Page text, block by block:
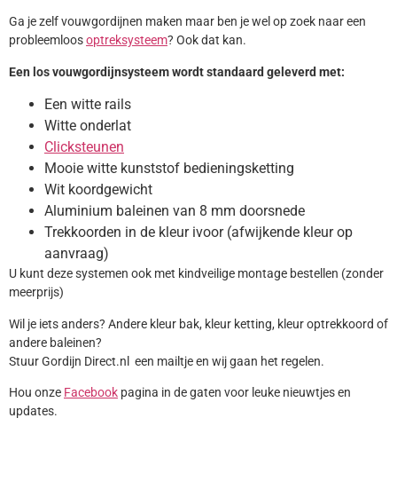
Ga je zelf vouwgordijnen maken maar ben je wel op zoek naar een
probleemloosoptreksysteem? Ook dat kan.
Een los vouwgordijnsysteem wordt standaard geleverd met:
Een witte rails
Witte onderlat
Clicksteunen
Mooie witte kunststof bedieningsketting
Wit koordgewicht
Aluminium baleinen van 8 mm doorsnede
Trekkoorden in de kleur ivoor (afwijkende kleur op
aanvraag)
U kunt deze systemen ook met kindveilige montage bestellen (zonder
meerprijs)
Wil je iets anders? Andere kleur bak, kleur ketting, kleur optrekkoord of
andere baleinen?
Stuur Gordijn Direct.nl een mailtje en wij gaan het regelen.
Hou onze Facebook pagina in de gaten voor leuke nieuwtjes en
updates.